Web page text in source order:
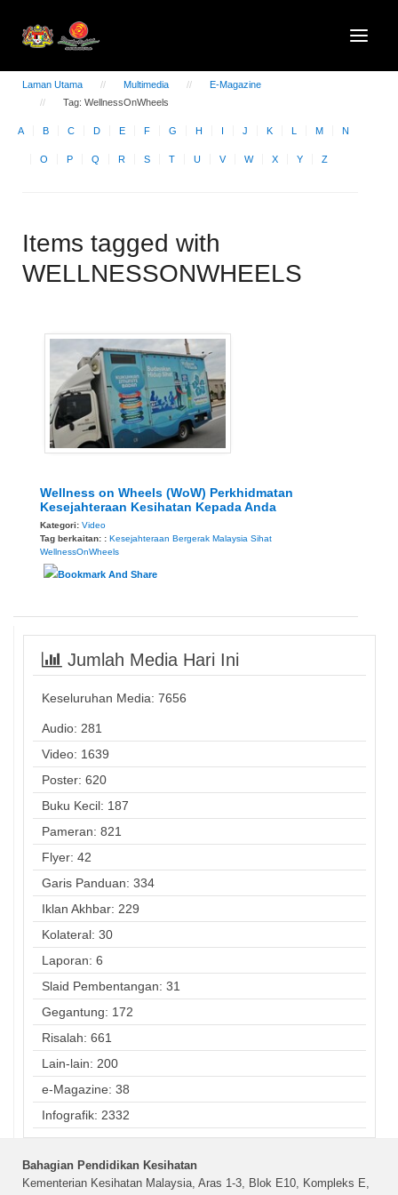
Laman Utama Multimedia
E-Magazine
Tag: WellnessOnWheels
A B C D E F G H I J K L M N
O P Q R S T U V W X Y Z
Items tagged with
WELLNESSONWHEELS
Wellness on Wheels (WoW) Perkhidmatan
Kesejahteraan Kesihatan Kepada Anda
Kategori: Video
Tag berkaitan: : Kesejahteraan Bergerak Malaysia Sihat
WellnessOnWheels
Jumlah Media Hari Ini
Keseluruhan Media: 7656
Audio: 281
Video: 1639
Poster: 620
Buku Kecil: 187
Pameran: 821
Flyer: 42
Garis Panduan: 334
Iklan Akhbar: 229
Kolateral: 30
Laporan: 6
Slaid Pembentangan: 31
Gegantung: 172
Risalah: 661
Lain-lain: 200
e-Magazine: 38
Infografik: 2332
Bahagian Pendidikan Kesihatan
Kementerian Kesihatan Malaysia, Aras 1-3, Blok E10, Kompleks E,